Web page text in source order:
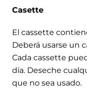
Casette
El cassette
Deberá usarse un
Cada cassette
día. Deseche
que no sea usado.